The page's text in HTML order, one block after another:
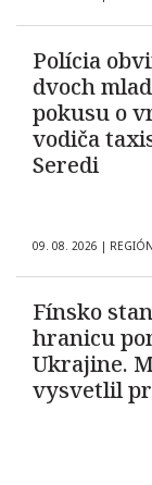
Polícia
dvoch
pokusu o
vodiča
Seredi
09. 08. 2026 |
Fínsko
hranicu
Ukrajine.
vysvetlil